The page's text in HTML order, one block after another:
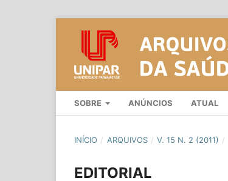
SOBRE ANÚNCIOS ATUAL
INÍCIO / ARQUIVOS / V. 15 N. 2 (2011) /
EDITORIAL